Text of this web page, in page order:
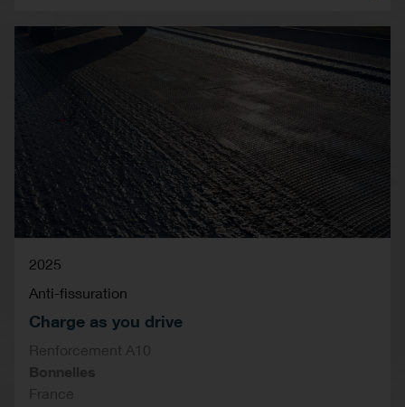
2025
Anti-fissuration
Charge as you drive
Renforcement A10
Bonnelles
France